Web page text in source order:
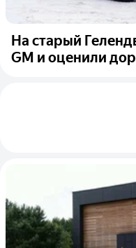
На старый
GM и оценили